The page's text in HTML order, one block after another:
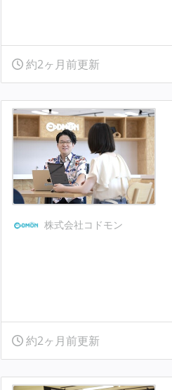
約2ヶ月前更新
株式会社コドモン
約2ヶ月前更新